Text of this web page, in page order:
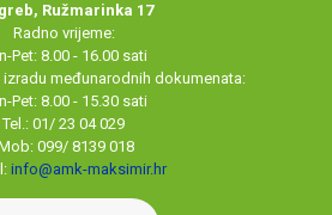
Ružmarinka 17
Radno vrijeme:
Pet: 8.00 - 16.00 sati
izradu međunarodnih dokumenata:
Pet: 8.00 - 15.30 sati
Tel.: 01/ 23 04 029
099/ 8139 018
info@amk-maksimir.hr